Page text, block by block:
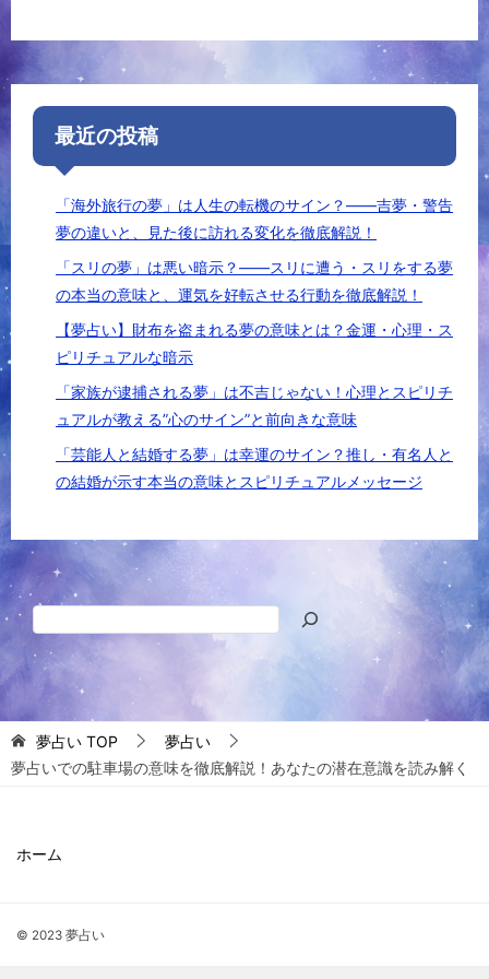
最近の投稿
「海外旅行の夢」は人生の転機のサイン？――吉夢・警告
夢の違いと、見た後に訪れる変化を徹底解説！
「スリの夢」は悪い暗示？――スリに遭う・スリをする夢
の本当の意味と、運気を好転させる行動を徹底解説！
【夢占い】財布を盗まれる夢の意味とは？金運・心理・ス
ピリチュアルな暗示
「家族が逮捕される夢」は不吉じゃない！心理とスピリチ
ュアルが教える”心のサイン”と前向きな意味
「芸能人と結婚する夢」は幸運のサイン？推し・有名人と
の結婚が示す本当の意味とスピリチュアルメッセージ
夢占い TOP
夢占い
夢占いでの駐車場の意味を徹底解説！あなたの潜在意識を読み解く
ホーム
© 2023 夢占い